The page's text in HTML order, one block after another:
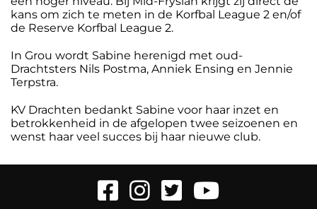
kans om zich te meten in de Korfbal League 2 en/of
de Reserve Korfbal League 2.
In Grou wordt Sabine herenigd met oud-
Drachtsters Nils Postma, Anniek Ensing en Jennie
Terpstra.
KV Drachten bedankt Sabine voor haar inzet en
betrokkenheid in de afgelopen twee seizoenen en
wenst haar veel succes bij haar nieuwe club.